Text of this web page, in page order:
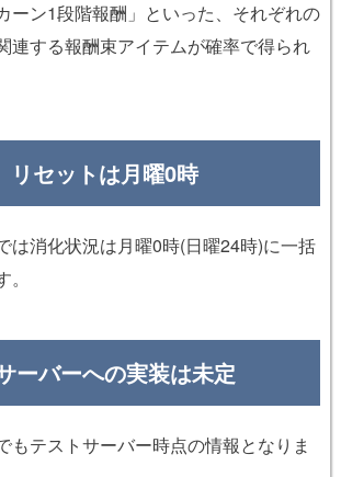
ーン1段階報酬」といった、それぞれの
連する報酬束アイテムが確率で得られ
リセットは月曜0時
は消化状況は月曜0時(日曜24時)に一括
ーバーへの実装は未定
もテストサーバー時点の情報となりま